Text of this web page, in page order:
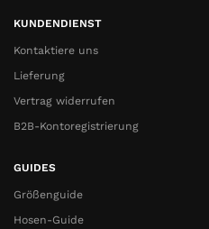
KUNDENDIENST
Kontaktiere uns
Lieferung
Vertrag widerrufen
B2B-Kontoregistrierung
GUIDES
Größenguide
Hosen-Guide